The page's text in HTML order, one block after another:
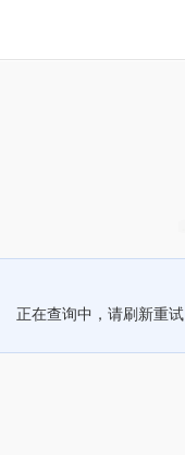
正在查询中，请刷新重试